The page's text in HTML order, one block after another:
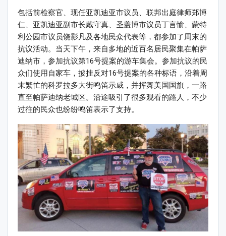
包括前检察官、现任亚凯迪亚市议员、联邦出庭律师郑博
仁、亚凯迪亚副市长戴守真、圣盖博市议员丁言愉、蒙特
利公园市议员饶影凡及各地民众代表等，都参加了周末的
抗议活动。当天下午，来自多地的近百名居民聚集在帕萨
迪纳市，参加抗议第16号提案的游车集会。参加抗议的民
众们使用自家车，披挂反对16号提案的各种标语，沿着周
末繁忙的科罗拉多大街鸣笛示威，并挥舞美国国旗，一路
直至帕萨迪纳老城区。沿途吸引了很多观看的路人，不少
过往的民众也纷纷鸣笛表示了支持。